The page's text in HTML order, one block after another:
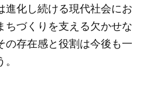
進化し続ける現代社会にお
ちづくりを支える欠かせな
の存在感と役割は今後も一